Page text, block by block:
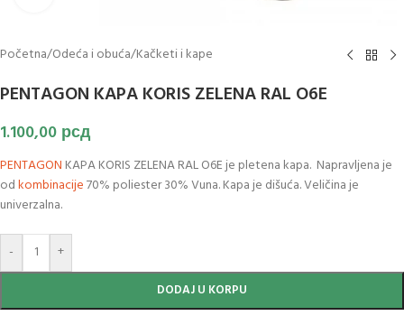
Početna/Odeća i obuća/Kačketi i kape
PENTAGON KAPA KORIS ZELENA RAL O6E
1.100,00 рсд
PENTAGON KAPA KORIS ZELENA RAL O6E je pletena kapa. Napravljena je
odkombinacije70% poliester 30% Vuna. Kapa je dišuća. Veličina je
univerzalna.
- +
DODAJ U KORPU